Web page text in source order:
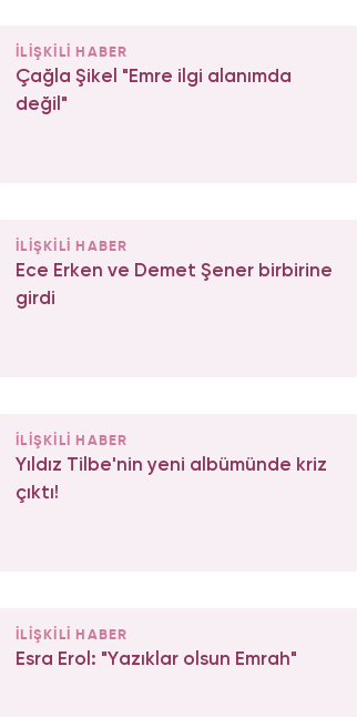
İLİŞKİLİ HABER
Çağla Şikel "Emre ilgi alanımda
değil"
İLİŞKİLİ HABER
Ece Erken ve Demet Şener birbirine
girdi
İLİŞKİLİ HABER
Yıldız Tilbe'nin yeni albümünde kriz
çıktı!
İLİŞKİLİ HABER
Esra Erol: "Yazıklar olsun Emrah"